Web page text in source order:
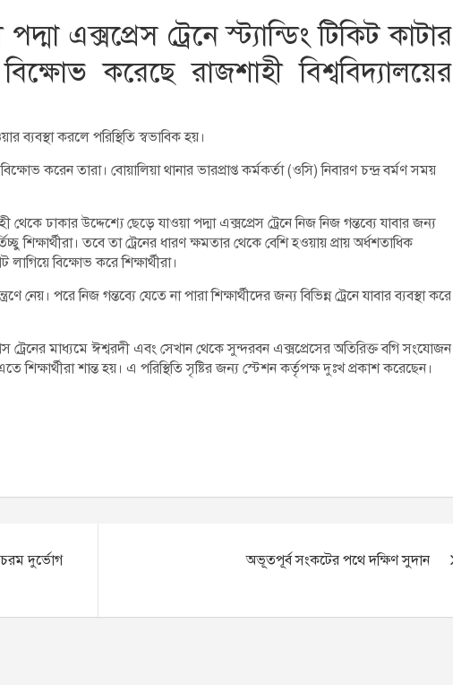
এক্সপ্রেস ট্রেনে স্ট্যান্ডিং টিকিট কাটার
করেছে রাজশাহী বিশ্ববিদ্যালয়ের
ব্যবস্থা করলে পরিস্থিতি স্বভাবিক হয়।
করেন তারা। বোয়ালিয়া থানার ভারপ্রাপ্ত কর্মকর্তা (ওসি) নিবারণ চন্দ্র বর্মণ সময়
ঢাকার উদ্দেশ্যে ছেড়ে যাওয়া পদ্মা এক্সপ্রেস ট্রেনে নিজ নিজ গন্তব্যে যাবার জন্য
শিক্ষার্থীরা। তবে তা ট্রেনের ধারণ ক্ষমতার থেকে বেশি হওয়ায় প্রায় অর্ধশতাধিক
বিক্ষোভ করে শিক্ষার্থীরা।
পরে নিজ গন্তব্যে যেতে না পারা শিক্ষার্থীদের জন্য বিভিন্ন ট্রেনে যাবার ব্যবস্থা করে
ট্রেনের মাধ্যমে ঈশ্বরদী এবং সেখান থেকে সুন্দরবন এক্সপ্রেসের অতিরিক্ত বগি সংযোজন
শান্ত হয়। এ পরিস্থিতি সৃষ্টির জন্য স্টেশন কর্তৃপক্ষ দুঃখ প্রকাশ করেছেন।
চরম দুর্ভোগ
অভূতপূর্ব সংকটের পথে দক্ষিণ সুদান